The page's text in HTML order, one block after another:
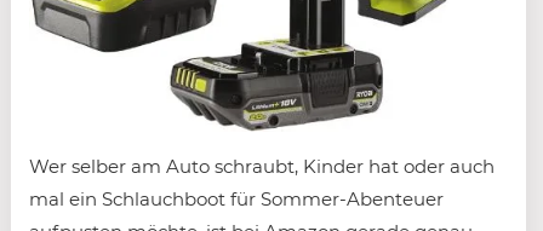
Wer selber am Auto schraubt, Kinder hat oder auch
mal ein Schlauchboot für Sommer-Abenteuer